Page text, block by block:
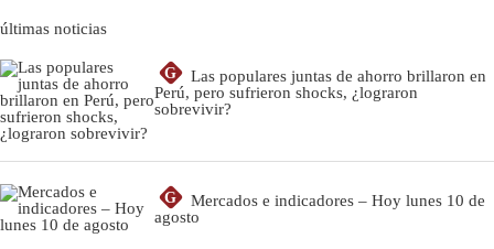
últimas noticias
G
Las populares juntas de ahorro brillaron en
Perú, pero sufrieron shocks, ¿lograron
sobrevivir?
G
Mercados e indicadores – Hoy lunes 10 de
agosto